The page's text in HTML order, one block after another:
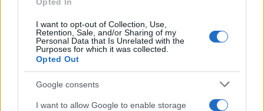
I want to opt-out of Collection, Use,
Retention, Sale, and/or Sharing of my
Personal Data that Is Unrelated with the
Purposes for which it was collected.
Opted Out
Google consents
I want to allow Google to enable storage
#masnice